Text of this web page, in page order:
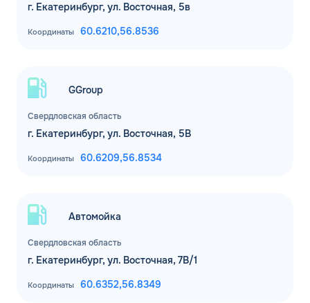
г. Екатеринбург, ул. Восточная, 5в
Координаты 60.6210,56.8536
Свердловская область
GGroup
г. Екатеринбург, ул. Восточная, 5В
Координаты 60.6209,56.8534
Свердловская область
Автомойка
г. Екатеринбург, ул. Восточная, 7В/1
Координаты 60.6352,56.8349
обработкой персональных данных